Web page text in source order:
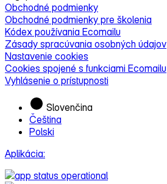
Obchodné podmienky
Obchodné podmienky pre školenia
Kódex používania Ecomailu
Zásady spracúvania osobných údajov
Nastavenie cookies
Cookies spojené s funkciami Ecomailu
Vyhlásenie o prístupnosti
Slovenčina
Čeština
Polski
Aplikácia: